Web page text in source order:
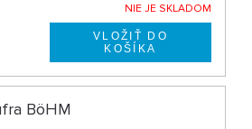
NIE JE SKLADOM
BöHM